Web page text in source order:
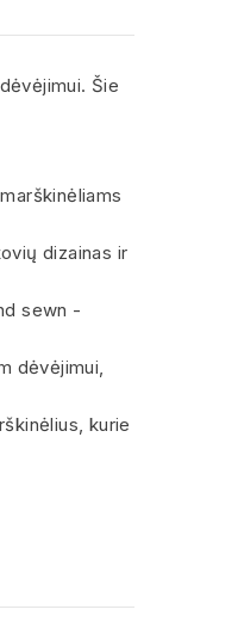
Šie
dizainas ir
sewn -
dėvėjimui,
kurie